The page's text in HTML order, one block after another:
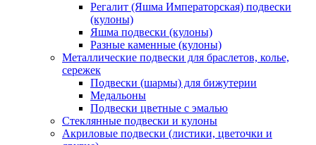
Регалит (Яшма Императорская) подвески
(кулоны)
Яшма подвески (кулоны)
Разные каменные (кулоны)
Металлические подвески для браслетов, колье,
сережек
Подвески (шармы) для бижутерии
Медальоны
Подвески цветные с эмалью
Стеклянные подвески и кулоны
Акриловые подвески (листики, цветочки и